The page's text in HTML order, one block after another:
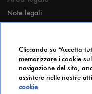
Note legali
Dati personali
Cookie Policy
Accessibilità
Indice di parità di genere
Impostazioni cookie
Cliccando su “Accetta
memorizzare i cookie
navigazione del sito,
assistere nelle nostre
cookie